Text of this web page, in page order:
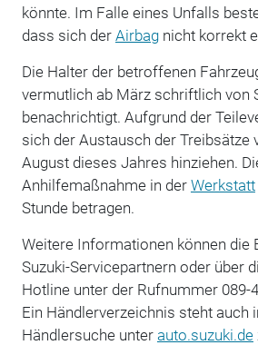
könnte. Im Falle eines Unfalls
dass sich der Airbagnicht korrekt
Die Halter der betroffenen
vermutlich ab März schriftlich von
benachrichtigt. Aufgrund der
sich der Austausch der Treibsätze
August dieses Jahres hinziehen.
Anhilfemaßnahme in der Werkstatt
Stunde betragen.
Weitere Informationen können die
Suzuki-Servicepartnern oder über
Hotline unter der Rufnummer 089-
Ein Händlerverzeichnis steht auch
Händlersuche unter auto.suzuki.de